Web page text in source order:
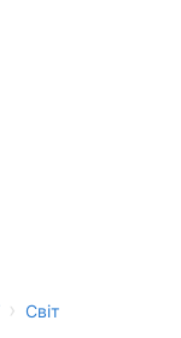
› Світ